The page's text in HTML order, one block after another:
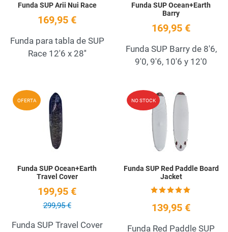
Funda SUP Arii Nui Race
169,95 €
Funda para tabla de SUP
Race 12'6 x 28''
Funda SUP Ocean+Earth
Barry
169,95 €
Funda SUP Barry de 8'6,
9'0, 9'6, 10'6 y 12'0
OFERTA Add to Wishlist
Funda SUP Ocean+Earth
Travel Cover
199,95 €
299,95 €
Funda SUP Travel Cover
NO STOCK
Funda SUP Red Paddle Board
Jacket
139,95 €
Funda Red Paddle SUP